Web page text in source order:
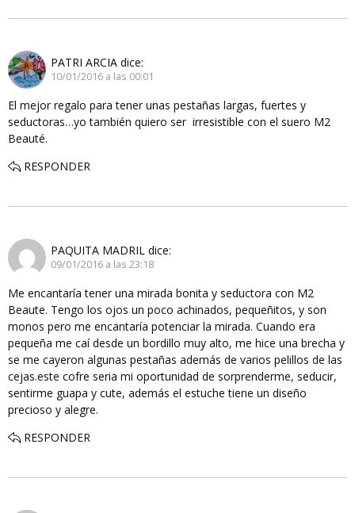
PATRI ARCIA dice:
10/01/2016 a las 00:01
El mejor regalo para tener unas pestañas largas, fuertes y
seductoras…yo también quiero ser irresistible con el suero M2
Beauté.
RESPONDER
PAQUITA MADRIL dice:
09/01/2016 a las 23:18
Me encantaría tener una mirada bonita y seductora con M2
Beaute. Tengo los ojos un poco achinados, pequeñitos, y son
monos pero me encantaría potenciar la mirada. Cuando era
pequeña me caí desde un bordillo muy alto, me hice una brecha y
se me cayeron algunas pestañas además de varios pelillos de las
cejas.este cofre seria mi oportunidad de sorprenderme, seducir,
sentirme guapa y cute, además el estuche tiene un diseño
precioso y alegre.
RESPONDER